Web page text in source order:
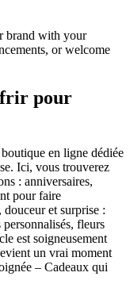
brand with your
or welcome
pour
en ligne dédiée
Ici, vous trouverez
: anniversaires,
pour faire
et surprise :
fleurs
est soigneusement
un vrai moment
– Cadeaux qui